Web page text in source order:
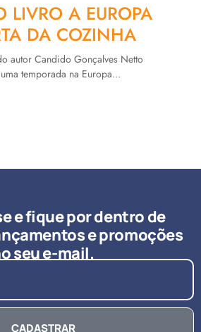
LIVRO A EUROPA
DA COZINHA
autor Candido Gonçalves Netto
temporada na Europa...
e fique por dentro de
e promoções
seu e-mail.
CADASTRAR